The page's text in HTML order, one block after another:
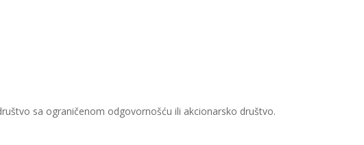
sa ograničenom odgovornošću ili akcionarsko društvo.